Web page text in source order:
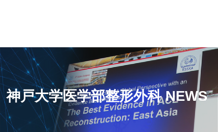
神戸大学医学部整形外科 NEWS